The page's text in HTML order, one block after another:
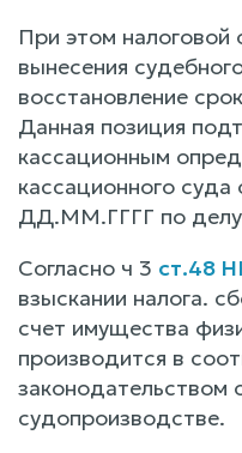
При этом налоговой
вынесения
восстановление
Данная позиция
кассационным
кассационного
ДД.ММ.ГГГГ по
Согласно ч 3 ст.48
взыскании налога.
счет имущества
производится в
законодательством
судопроизводстве.